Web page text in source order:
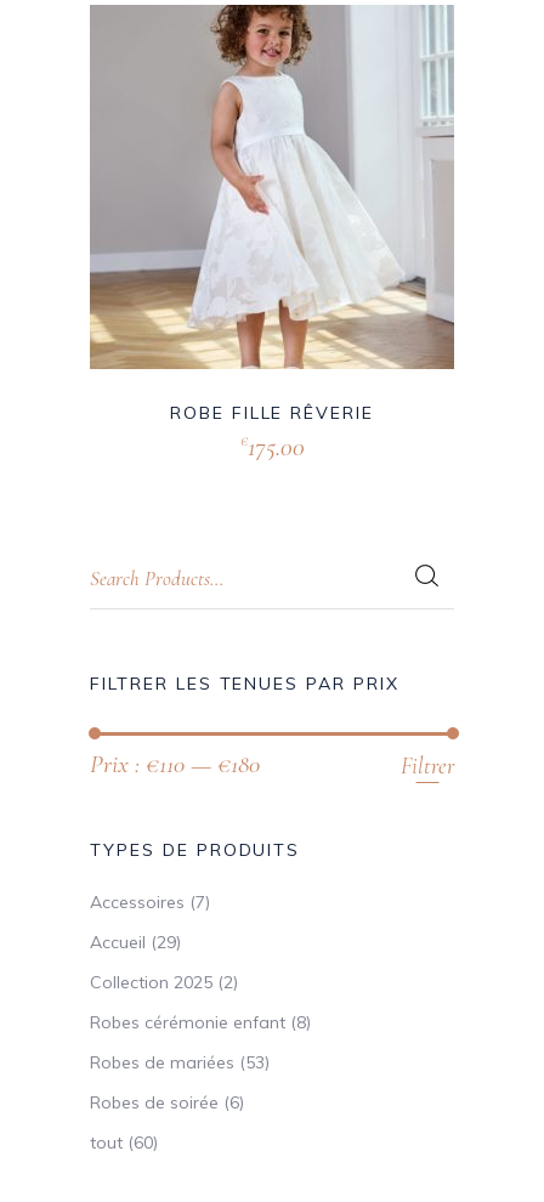
ROBE FILLE RÊVERIE
€175.00
FILTRER LES TENUES PAR PRIX
Filtrer
Prix : €110 — €180
TYPES DE PRODUITS
Accessoires (7)
Accueil (29)
Collection 2025 (2)
Robes cérémonie enfant (8)
Robes de mariées (53)
Robes de soirée (6)
tout (60)